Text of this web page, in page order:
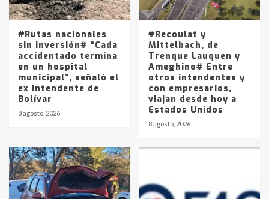
5
La Pampa, desde YPF hasta Axion
entre 857 a 1338 pesos
#Rutas nacionales
sin inversión# “Cada
accidentado termina
en un hospital
municipal”, señaló el
ex intendente de
Bolívar
8 agosto, 2026
#Recoulat y
Mittelbach, de
Trenque Lauquen y
Ameghino# Entre
otros intendentes y
con empresarios,
viajan desde hoy a
Estados Unidos
8 agosto, 2026